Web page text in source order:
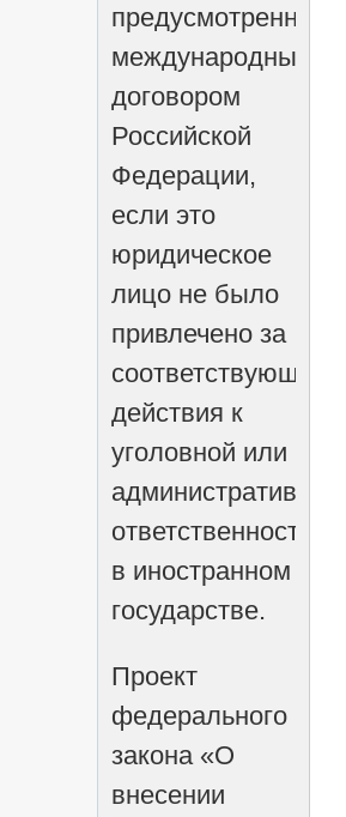
предусмотренных
международным
договором
Российской
Федерации,
если это
юридическое
лицо не было
привлечено за
соответствующие
действия к
уголовной или
административной
ответственности
в иностранном
государстве.
Проект
федерального
закона «О
внесении